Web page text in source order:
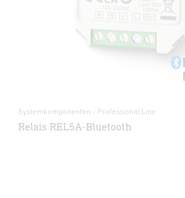
Systemkomponenten - Professional Line
Relais REL5A-Bluetooth